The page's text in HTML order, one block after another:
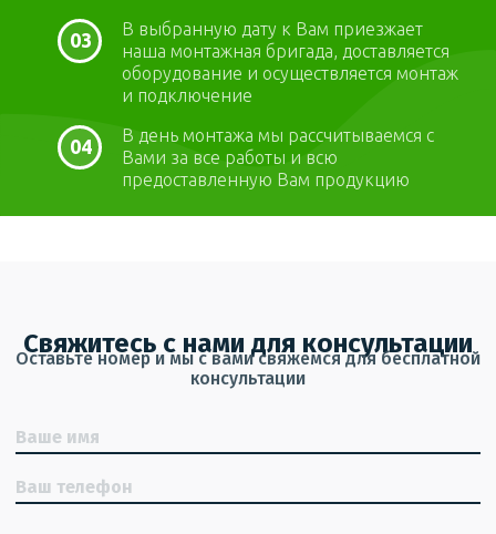
03
В выбранную дату к Вам приезжает
наша монтажная бригада, доставляется
оборудование и осуществляется монтаж
и подключение
04
В день монтажа мы рассчитываемся с
Вами за все работы и всю
предоставленную Вам продукцию
Свяжитесь с нами для консультации
Оставьте номер и мы с вами свяжемся для бесплатной
консультации